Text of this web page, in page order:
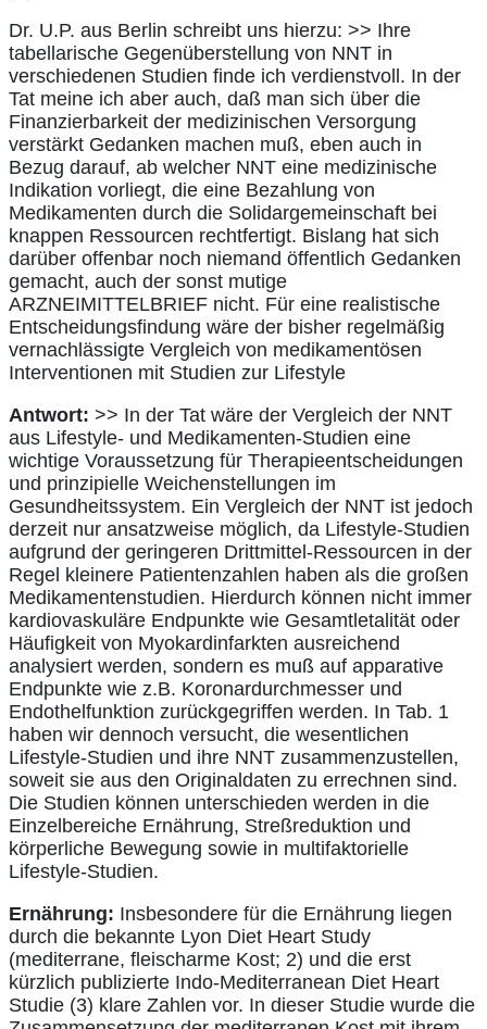
Dr. U.P. aus Berlin schreibt uns hierzu: >> Ihre
tabellarische Gegenüberstellung von NNT in
verschiedenen Studien finde ich verdienstvoll. In der
Tat meine ich aber auch, daß man sich über die
Finanzierbarkeit der medizinischen Versorgung
verstärkt Gedanken machen muß, eben auch in
Bezug darauf, ab welcher NNT eine medizinische
Indikation vorliegt, die eine Bezahlung von
Medikamenten durch die Solidargemeinschaft bei
knappen Ressourcen rechtfertigt. Bislang hat sich
darüber offenbar noch niemand öffentlich Gedanken
gemacht, auch der sonst mutige
ARZNEIMITTELBRIEF nicht. Für eine realistische
Entscheidungsfindung wäre der bisher regelmäßig
vernachlässigte Vergleich von medikamentösen
Interventionen mit Studien zur Lifestyle
Antwort: >> In der Tat wäre der Vergleich der NNT
aus Lifestyle- und Medikamenten-Studien eine
wichtige Voraussetzung für Therapieentscheidungen
und prinzipielle Weichenstellungen im
Gesundheitssystem. Ein Vergleich der NNT ist jedoch
derzeit nur ansatzweise möglich, da Lifestyle-Studien
aufgrund der geringeren Drittmittel-Ressourcen in der
Regel kleinere Patientenzahlen haben als die großen
Medikamentenstudien. Hierdurch können nicht immer
kardiovaskuläre Endpunkte wie Gesamtletalität oder
Häufigkeit von Myokardinfarkten ausreichend
analysiert werden, sondern es muß auf apparative
Endpunkte wie z.B. Koronardurchmesser und
Endothelfunktion zurückgegriffen werden. In Tab. 1
haben wir dennoch versucht, die wesentlichen
Lifestyle-Studien und ihre NNT zusammenzustellen,
soweit sie aus den Originaldaten zu errechnen sind.
Die Studien können unterschieden werden in die
Einzelbereiche Ernährung, Streßreduktion und
körperliche Bewegung sowie in multifaktorielle
Lifestyle-Studien.
Ernährung: Insbesondere für die Ernährung liegen
durch die bekannte Lyon Diet Heart Study
(mediterrane, fleischarme Kost; 2) und die erst
kürzlich publizierte Indo-Mediterranean Diet Heart
Studie (3) klare Zahlen vor. In dieser Studie wurde die